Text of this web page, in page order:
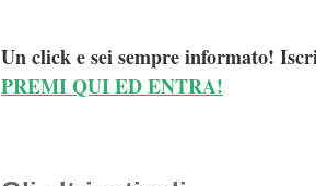
Un click e sei sempre informato!
PREMI QUI ED ENTRA!